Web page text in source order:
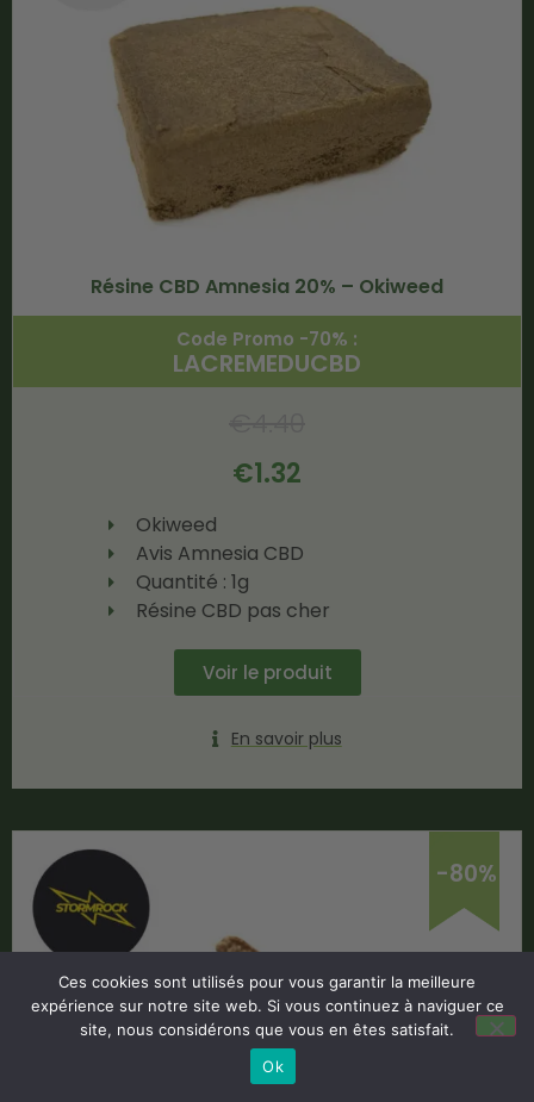
Résine CBD Amnesia 20% – Okiweed
Code Promo -70% :
LACREMEDUCBD
€1.32
Okiweed
Avis Amnesia CBD
Quantité : 1g
Résine CBD pas cher
Voir le produit
En savoir plus
-80%
Ces cookies sont utilisés pour vous garantir la meilleure
expérience sur notre site web. Si vous continuez à naviguer ce
site, nous considérons que vous en êtes satisfait.
Ok